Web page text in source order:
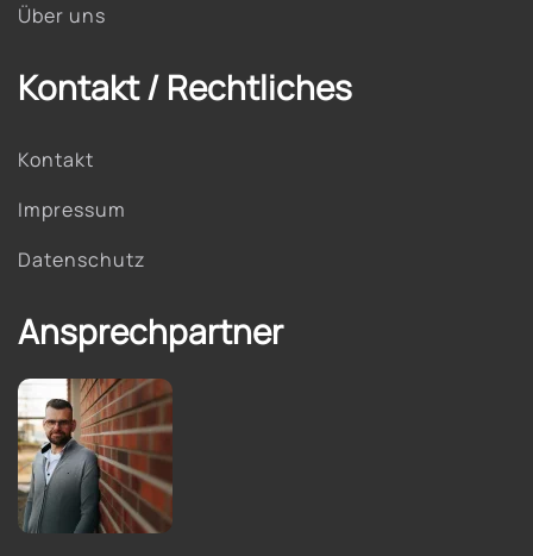
Über uns
Kontakt / Rechtliches
Kontakt
Impressum
Datenschutz
Ansprechpartner